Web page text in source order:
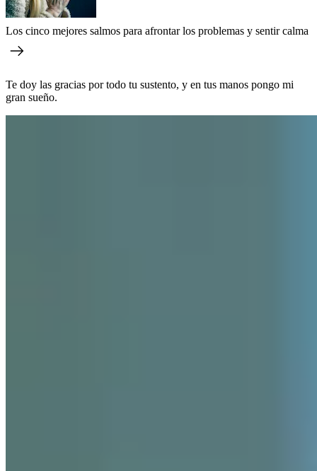
Los cinco mejores salmos para afrontar los problemas y sentir calma
Te doy las gracias por todo tu sustento, y en tus manos pongo mi
gran sueño.